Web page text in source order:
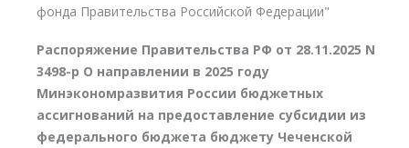
фонда Правительства Российской Федерации"
Распоряжение Правительства РФ от 28.11.2025 N
3498-р О направлении в 2025 году
Минэкономразвития России бюджетных
ассигнований на предоставление субсидии из
федерального бюджета бюджету Чеченской